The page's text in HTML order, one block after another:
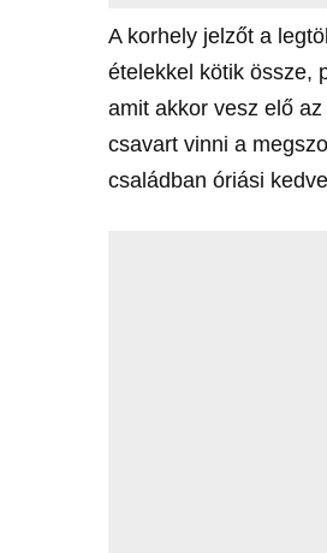
A korhely jelzőt a
ételekkel kötik össze,
amit akkor vesz elő
csavart vinni a
családban óriási